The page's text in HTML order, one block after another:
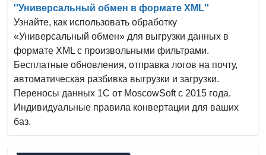
''Универсальный обмен в формате XML''
Узнайте, как использовать обработку
«Универсальный обмен» для выгрузки данных в
формате XML с произвольными фильтрами.
Бесплатные обновления, отправка логов на почту,
автоматическая разбивка выгрузки и загрузки.
Переносы данных 1С от MoscowSoft с 2015 года.
Индивидуальные правила конвертации для ваших
баз.